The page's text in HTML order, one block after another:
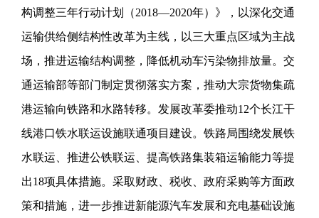
构调整三年行动计划（2018—2020年）》，以深化交通
运输供给侧结构性改革为主线，以三大重点区域为主战
场，推进运输结构调整，降低机动车污染物排放量。交
通运输部等部门制定贯彻落实方案，推动大宗货物集疏
港运输向铁路和水路转移。发展改革委推动12个长江干
线港口铁水联运设施联通项目建设。铁路局围绕发展铁
水联运、推进公铁联运、提高铁路集装箱运输能力等提
出18项具体措施。采取财政、税收、政府采购等方面政
策和措施，进一步推进新能源汽车发展和充电基础设施